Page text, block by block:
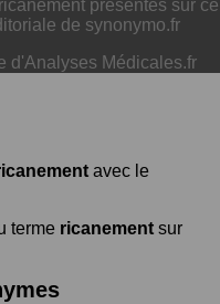
présentés sur ce
de synonymo.fr
d'Analyses Médicales.fr
avec le
terme ricanement sur